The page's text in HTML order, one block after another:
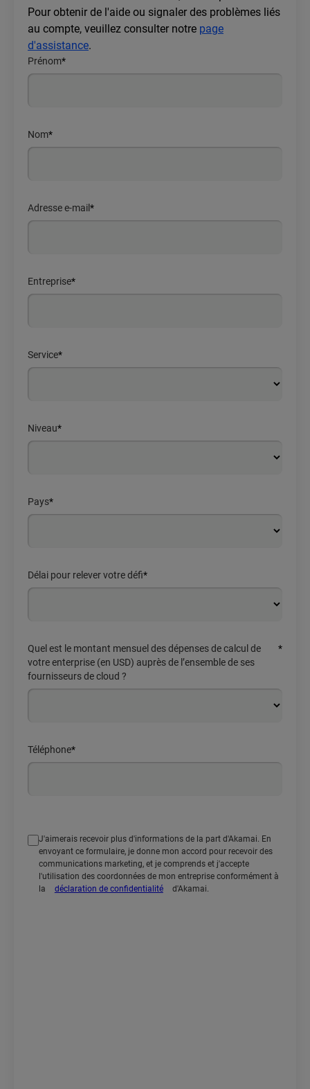
Pour obtenir de l'aide ou signaler des problèmes liés
au compte, veuillez consulter notre page
d'assistance.
*
Prénom
*
Nom
*
Adresse e-mail
*
Entreprise
*
Service
*
Niveau
*
Pays
*
Délai pour relever votre défi
*
Quel est le montant mensuel des dépenses de calcul de
votre enterprise (en USD) auprès de l’ensemble de ses
fournisseurs de cloud ?
*
Téléphone
J'aimerais recevoir plus d'informations de la part d'Akamai. En
envoyant ce formulaire, je donne mon accord pour recevoir des
communications marketing, et je comprends et j'accepte
l'utilisation des coordonnées de mon entreprise conformément à
la
déclaration de confidentialité d'Akamai.